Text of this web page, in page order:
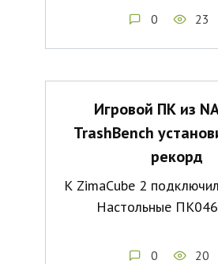
0 23
Игровой ПК из
TrashBench
рекорд
К ZimaCube 2
Настольные
0 20